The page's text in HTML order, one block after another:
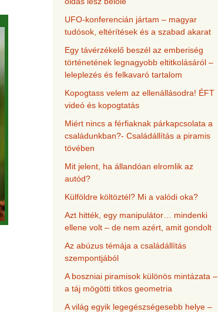
UFO-konferencián jártam – magyar
tudósok, eltérítések és a szabad akarat
Egy távérzékelő beszél az emberiség
történetének legnagyobb eltitkolásáról –
leleplezés és felkavaró tartalom
Kopogtass velem az ellenállásodra! ÉFT
videó és kopogtatás
Miért nincs a férfiaknak párkapcsolata a
családunkban?- Családállítás a piramis
tövében
Mit jelent, ha állandóan elromlik az
autód?
Külföldre költöztél? Mi a valódi oka?
Azt hitték, egy manipulátor… mindenki
ellene volt – de nem azért, amit gondolt
Az abúzus témája a családállítás
szempontjából
A boszniai piramisok különös mintázata –
a táj mögötti titkos geometria
A világ egyik legegészségesebb helye –